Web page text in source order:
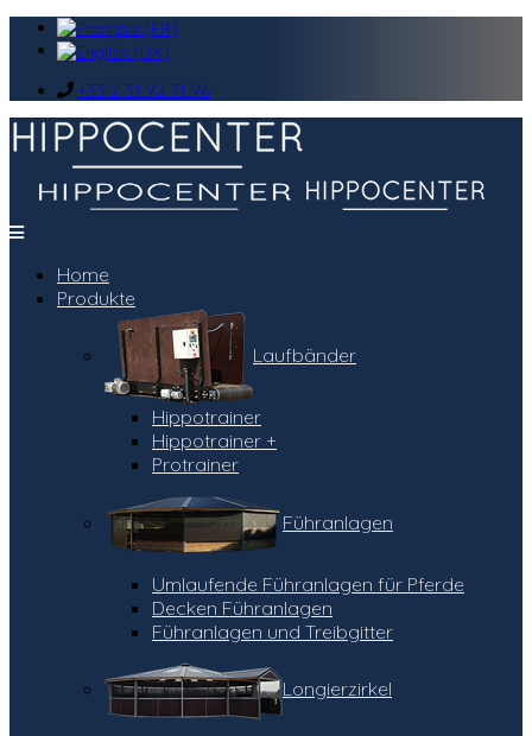
+33 2 31 92 31 96
Home
Produkte
Laufbänder
Hippotrainer
Hippotrainer +
Protrainer
Führanlagen
Umlaufende Führanlagen für Pferde
Decken Führanlagen
Führanlagen und Treibgitter
Longierzirkel